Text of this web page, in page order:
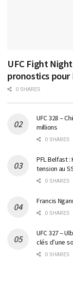
UFC Fight
pronostics pour
0 SHARES
UFC 328 –
millions
0 SHARES
PFL Belfast
tension au
0 SHARES
Francis
0 SHARES
UFC 327 –
clés d’une
0 SHARES